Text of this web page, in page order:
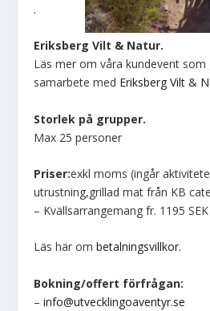
.
Eriksberg Vilt & Natur.
Läs mer om våra kundevent
samarbete med Eriksberg Vilt &
Storlek på grupper.
Max 25 personer
Priser:exkl moms (ingår
utrustning,grillad mat från KB
– Kvällsarrangemang fr. 1195
Läs här ombetalningsvillkor.
Bokning/offert förfrågan:
–info@utvecklingoaventyr.se